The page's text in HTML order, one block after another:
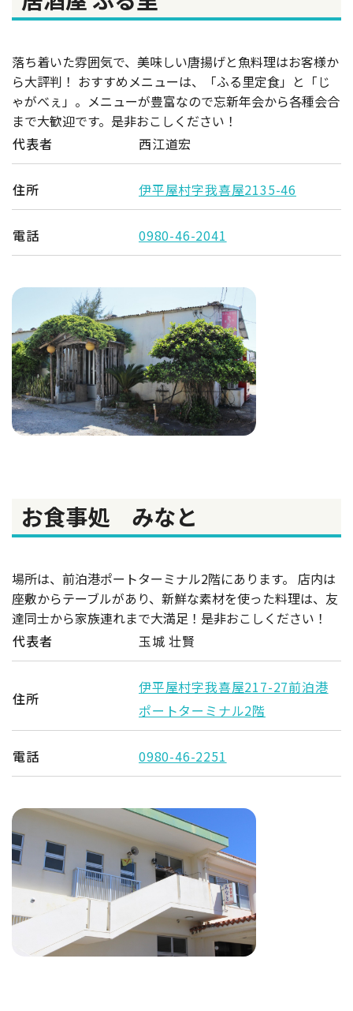
落ち着いた雰囲気で、美味しい唐揚げと魚料理はお客様か
ら大評判！ おすすめメニューは、「ふる里定食」と「じ
ゃがべぇ」。メニューが豊富なので忘新年会から各種会合
まで大歓迎です。是非おこしください！
代表者
西江道宏
住所 伊平屋村字我喜屋2135-46
電話 0980-46-2041
お食事処 みなと
場所は、前泊港ポートターミナル2階にあります。 店内は
座敷からテーブルがあり、新鮮な素材を使った料理は、友
達同士から家族連れまで大満足！是非おこしください！
代表者
玉城 壮賢
住所
伊平屋村字我喜屋217-27前泊港
ポートターミナル2階
電話 0980-46-2251